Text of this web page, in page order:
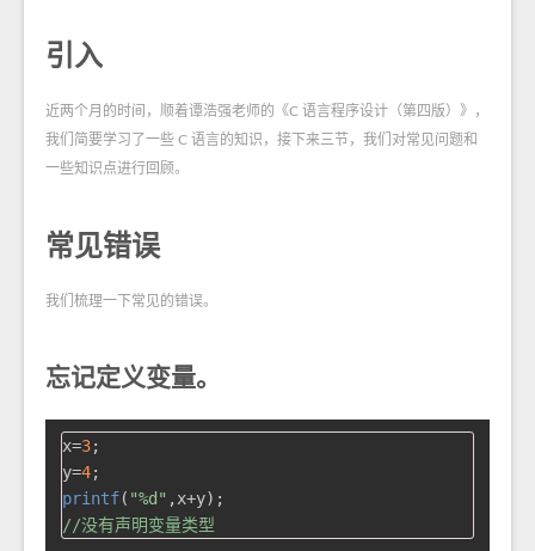
引入
近两个月的时间，顺着谭浩强老师的《C 语言程序设计（第四版）》，
我们简要学习了一些 C 语言的知识，接下来三节，我们对常见问题和
一些知识点进行回顾。
常见错误
我们梳理一下常见的错误。
忘记定义变量。
x=3;
y=4
printf( "%d"
//没有声明变量类型